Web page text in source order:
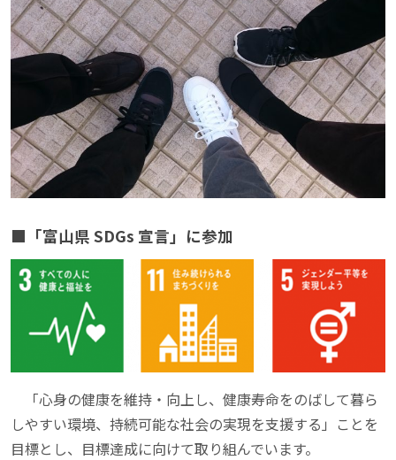
■「富山県 SDGs 宣言」に参加
「心身の健康を維持・向上し、健康寿命をのばして暮ら
しやすい環境、持続可能な社会の実現を支援する」ことを
目標とし、目標達成に向けて取り組んでいます。